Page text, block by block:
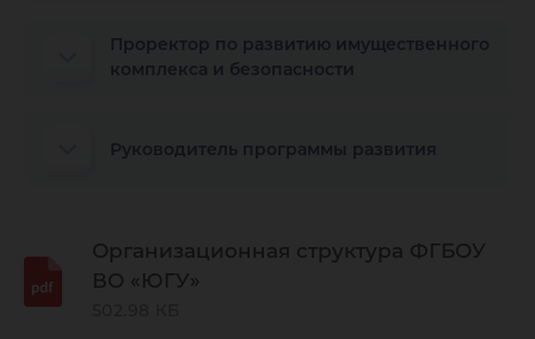
Проректор по развитию имущественного
комплекса и безопасности
Руководитель программы развития
Организационная структура ФГБОУ
ВО «ЮГУ»